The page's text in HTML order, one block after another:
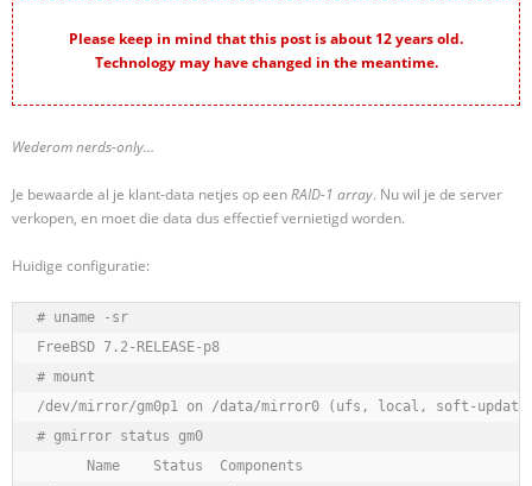
Please keep in mind that this post is about 12 years old.
Technology may have changed in the meantime.
Wederom nerds-only…
Je bewaarde al je klant-data netjes op eenRAID-1 array. Nu wil je de server
verkopen, en moet die data dus effectief vernietigd worden.
Huidige configuratie:
# uname -sr
FreeBSD 7.2-RELEASE-p8
# mount
/dev/mirror/gm0p1 on /data/mirror0 (ufs, local, soft-
# gmirror status gm0
Name    Status  Components